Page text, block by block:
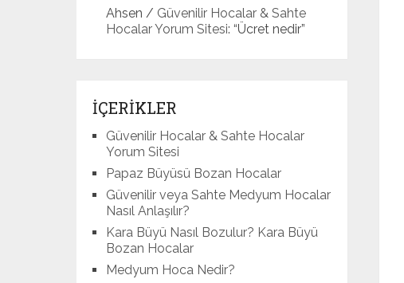
Ahsen / Güvenilir Hocalar & Sahte
Hocalar Yorum Sitesi: “Ücret nedir”
İÇERİKLER
Güvenilir Hocalar & Sahte Hocalar
Yorum Sitesi
Papaz Büyüsü Bozan Hocalar
Güvenilir veya Sahte Medyum Hocalar
Nasıl Anlaşılır?
Kara Büyü Nasıl Bozulur? Kara Büyü
Bozan Hocalar
Medyum Hoca Nedir?